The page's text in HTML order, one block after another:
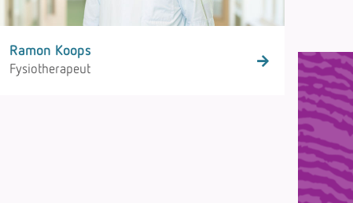
Ramon Koops
Fysiotherapeut